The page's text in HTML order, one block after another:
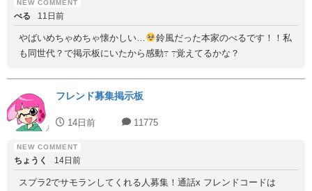
べる 11日前
やばいめちゃめちゃ懐かしい…
鈴風だった本家のべるです！！私
も同世代？で掲示板にいたから感動߹ ߹覚えてるかな？
フレンド募集掲示板
14日前 11775
ちょうく 14日前
スプラ2でサモランしてくれる人募集！通話x フレンドコードは